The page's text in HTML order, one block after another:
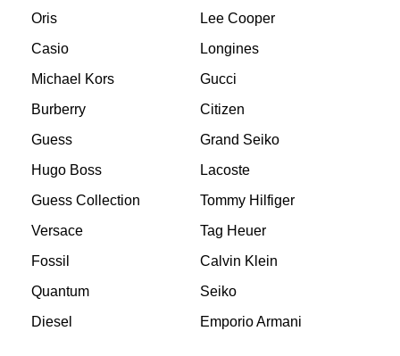
Oris
Lee Cooper
Casio
Longines
Michael Kors
Gucci
Burberry
Citizen
Guess
Grand Seiko
Hugo Boss
Lacoste
Guess Collection
Tommy Hilfiger
Versace
Tag Heuer
Fossil
Calvin Klein
Quantum
Seiko
Diesel
Emporio Armani